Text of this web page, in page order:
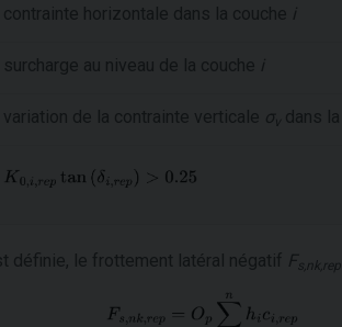
contrainte horizontale dans la couche i
surcharge au niveau de la couche i
variation de la contrainte verticale σv dans la
définie, le frottement latéral négatif F s,nk,rep